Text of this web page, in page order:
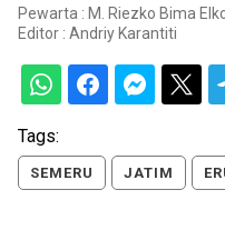
Pewarta : M. Riezko Bima
Editor : Andriy Karantiti
Tags:
SEMERU JATIM